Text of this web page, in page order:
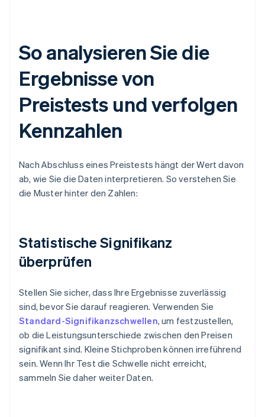
So analysieren Sie die
Ergebnisse von
Preistests und verfolgen
Kennzahlen
Nach Abschluss eines Preistests hängt der Wert davon
ab, wie Sie die Daten interpretieren. So verstehen Sie
die Muster hinter den Zahlen:
Statistische Signifikanz
überprüfen
Stellen Sie sicher, dass Ihre Ergebnisse zuverlässig
sind, bevor Sie darauf reagieren. Verwenden Sie
Standard-Signifikanzschwellen, um festzustellen,
ob die Leistungsunterschiede zwischen den Preisen
signifikant sind. Kleine Stichproben können irreführend
sein. Wenn Ihr Test die Schwelle nicht erreicht,
sammeln Sie daher weiter Daten.